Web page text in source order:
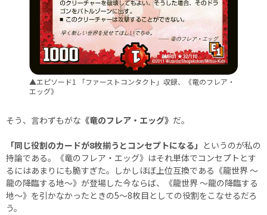
▲エピソード1 「ファーストコンタクト」収録、《竜のフレア・
エッグ》
そう、言わずもがな 《竜のフレア・エッグ》 だ。
「同じ役割のカードが8枚揃うとコンセプトになる」 というのが私の
持論である。《竜のフレア・エッグ》はそれ単体でコンセプトとす
るにはあまりにも脆すぎた。しかしほぼ上位互換である《龍世界 ～
龍の降臨する地～》が登場した今ならば、《龍世界 ～龍の降臨する
地～》を引かなかったときの5～8枚目としての役割をこなせるだろ
う。